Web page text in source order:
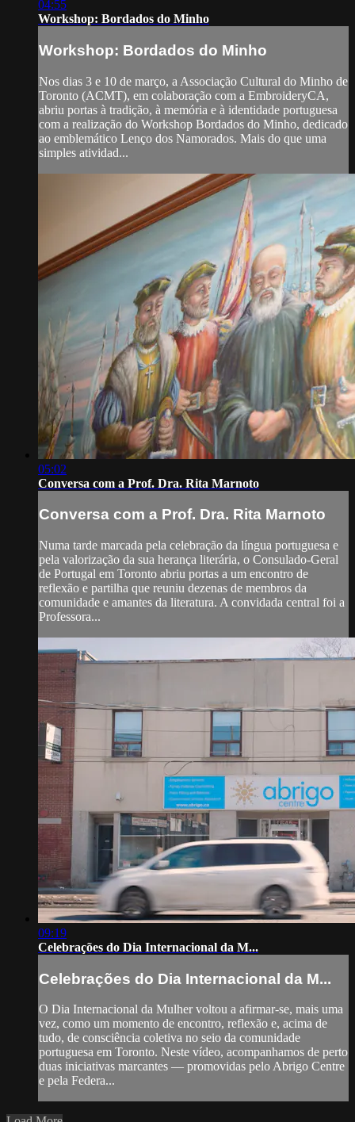
04:55
Workshop: Bordados do Minho
Workshop: Bordados do Minho
Nos dias 3 e 10 de março, a Associação Cultural do Minho de
Toronto (ACMT), em colaboração com a EmbroideryCA,
abriu portas à tradição, à memória e à identidade portuguesa
com a realização do Workshop Bordados do Minho, dedicado
ao emblemático Lenço dos Namorados. Mais do que uma
simples atividad...
05:02
Conversa com a Prof. Dra. Rita Marnoto
Conversa com a Prof. Dra. Rita Marnoto
Numa tarde marcada pela celebração da língua portuguesa e
pela valorização da sua herança literária, o Consulado-Geral
de Portugal em Toronto abriu portas a um encontro de
reflexão e partilha que reuniu dezenas de membros da
comunidade e amantes da literatura. A convidada central foi a
Professora...
09:19
Celebrações do Dia Internacional da M...
Celebrações do Dia Internacional da M...
O Dia Internacional da Mulher voltou a afirmar-se, mais uma
vez, como um momento de encontro, reflexão e, acima de
tudo, de consciência coletiva no seio da comunidade
portuguesa em Toronto. Neste vídeo, acompanhamos de perto
duas iniciativas marcantes — promovidas pelo Abrigo Centre
e pela Federa...